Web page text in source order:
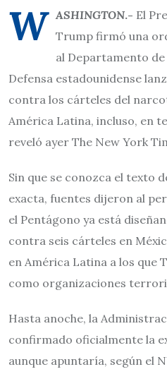
W ASHINGTON.- El
Trump firmó una
al Departamento de
Defensa estadounidense
contra los cárteles del
América Latina, incluso, en
reveló ayer The New York
Sin que se conozca el texto
exacta, fuentes dijeron al
el Pentágono ya está
contra seis cárteles en
en América Latina a los que
como organizaciones
Hasta anoche, la
confirmado oficialmente la
aunque apuntaría, según el